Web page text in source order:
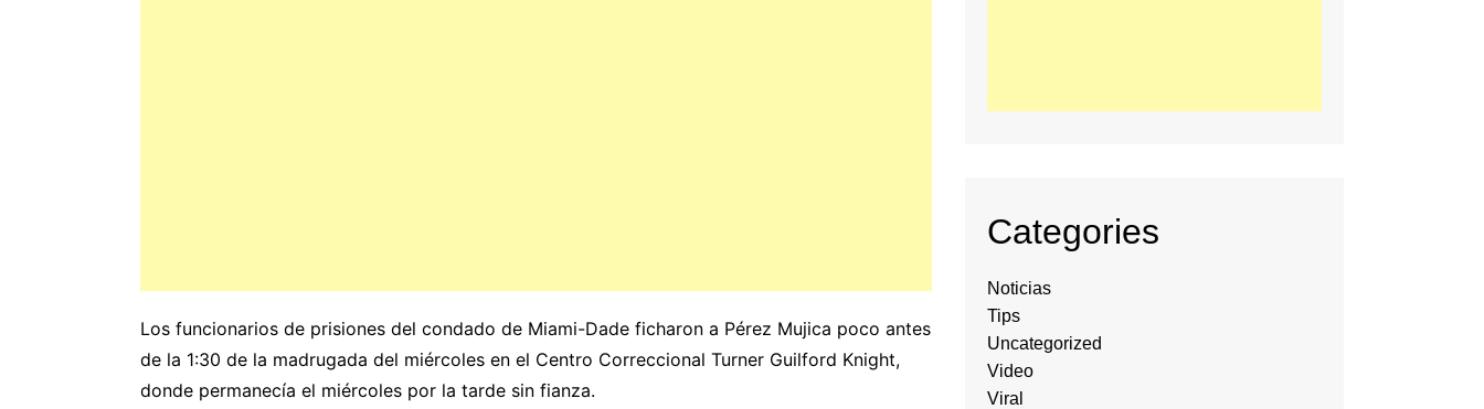
Los funcionarios de prisiones del condado de Miami-Dade ficharon a Pérez Mujica poco antes
de la 1:30 de la madrugada del miércoles en el Centro Correccional Turner Guilford Knight,
donde permanecía el miércoles por la tarde sin fianza.
Categories
Noticias
Tips
Uncategorized
Video
Viral